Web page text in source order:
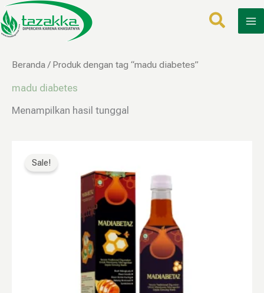
Lewati
ke
konten
Beranda / Produk dengan tag “madu diabetes”
madu diabetes
Menampilkan hasil tunggal
Sale!
adalah:
Rp200.000.adalah:
Rp120.000.